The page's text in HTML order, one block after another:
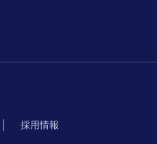
採用情報